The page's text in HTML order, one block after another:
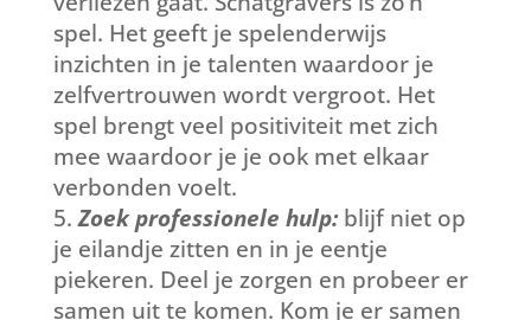
spel. Het geeft je spelenderwijs
inzichten in je talenten waardoor je
zelfvertrouwen wordt vergroot. Het
spel brengt veel positiviteit met zich
mee waardoor je je ook met elkaar
verbonden voelt.
Zoek professionele hulp:blijf niet op
je eilandje zitten en in je eentje
piekeren. Deel je zorgen en probeer er
samen uit te komen. Kom je er samen